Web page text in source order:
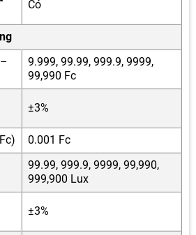
Có
9.999, 99.99, 999.9, 9999,
99,990 Fc
±3%
0.001 Fc
99.99, 999.9, 9999, 99,990,
999,900 Lux
±3%